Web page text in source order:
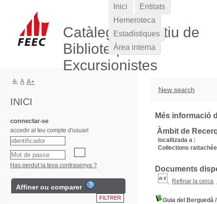
Catàleg Col·lectiu de
Biblioteques
Excursionistes
New search
Més informació
Àmbit de
localitzada a :
Collections
Documents
Refinar la cerca
Guia del Berguedà
Inici
Entitats
Hemeroteca
Estadístiques
Àrea interna
A- A A+
INICI
connectar-se
accedir al teu compte d'usuari
Has perdut la teva contrasenya ?
Affiner ou comparer